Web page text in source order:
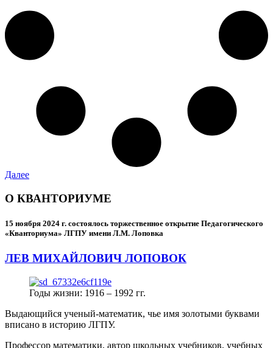
Далее
О КВАНТОРИУМЕ
15 ноября 2024 г. состоялось торжественное открытие Педагогического
«Кванториума» ЛГПУ имени Л.М. Лоповка
ЛЕВ МИХАЙЛОВИЧ ЛОПОВОК
Годы жизни: 1916 – 1992 гг.
Выдающийся ученый-математик, чье имя золотыми буквами
вписано в историю ЛГПУ.
Профессор математики, автор школьных учебников, учебных